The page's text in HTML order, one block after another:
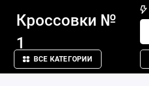
Кроссовки №
1
ВСЕ КАТЕГОРИИ